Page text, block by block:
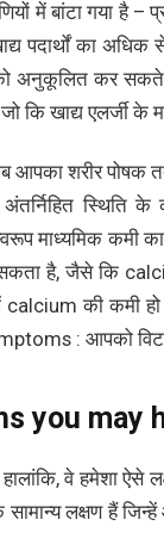
में बांटा गया
पदार्थों का
अनुकूलित कर सकते
कि खाद्य एलर्जी के
आपका शरीर पोषक
अंतर्निहित स्थिति
माध्यमिक
सकता है, जैसे कि
calcium की कमी
: आपको
you may
वे हमेशा ऐसे
सामान्य लक्षण हैं